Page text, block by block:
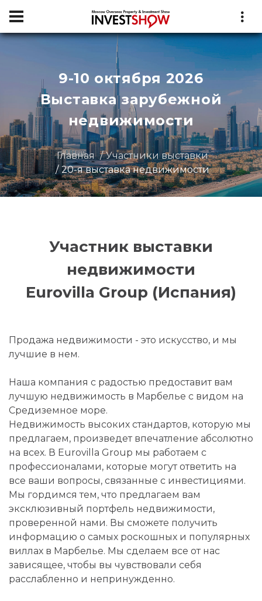
9-10 октября 2026
Выставка зарубежной
недвижимости
Главная
Участники выставки
20-я выставка недвижимости
Участник выставки
недвижимости
Eurovilla Group (Испания)
Продажа недвижимости - это искусство, и мы
лучшие в нем.
Наша компания с радостью предоставит вам
лучшую недвижимость в Марбелье с видом на
Средиземное море.
Недвижимость высоких стандартов, которую мы
предлагаем, произведет впечатление абсолютно
на всех. В Eurovilla Group мы работаем с
профессионалами, которые могут ответить на
все ваши вопросы, связанные с инвестициями.
Мы гордимся тем, что предлагаем вам
эксклюзивный портфель недвижимости,
проверенной нами. Вы сможете получить
информацию о самых роскошных и популярных
виллах в Марбелье. Мы сделаем все от нас
зависящее, чтобы вы чувствовали себя
расслабленно и непринужденно.